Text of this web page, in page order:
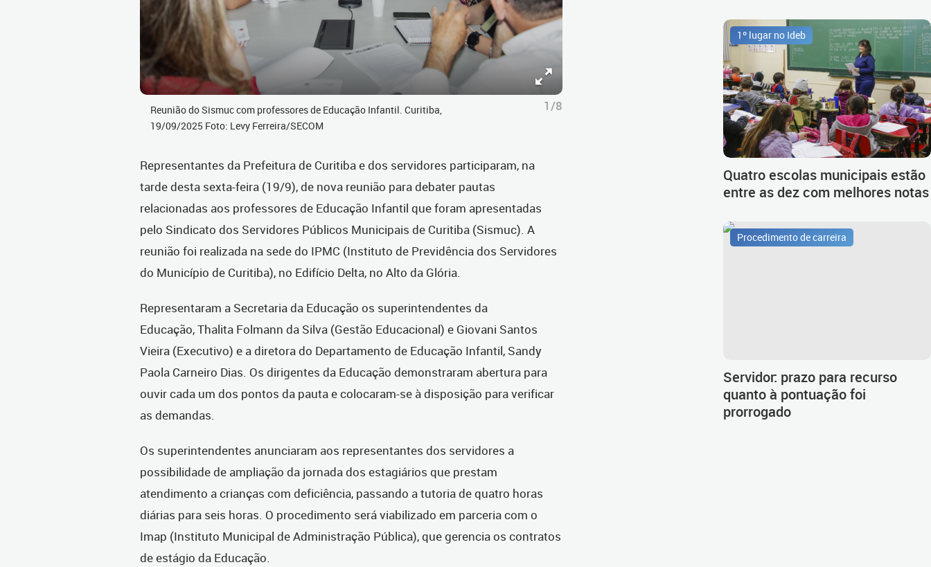
Reunião do Sismuc com professores de Educação Infantil. Curitiba,
19/09/2025 Foto: Levy Ferreira/SECOM
1/8
Representantes da Prefeitura de Curitiba e dos servidores participaram, na
tarde desta sexta-feira (19/9), de nova reunião para debater pautas
relacionadas aos professores de Educação Infantil que foram apresentadas
pelo Sindicato dos Servidores Públicos Municipais de Curitiba (Sismuc). A
reunião foi realizada na sede do IPMC (Instituto de Previdência dos Servidores
do Município de Curitiba), no Edifício Delta, no Alto da Glória.
Representaram a Secretaria da Educação os superintendentes da
Educação, Thalita Folmann da Silva (Gestão Educacional) e Giovani Santos
Vieira (Executivo) e a diretora do Departamento de Educação Infantil, Sandy
Paola Carneiro Dias. Os dirigentes da Educação demonstraram abertura para
ouvir cada um dos pontos da pauta e colocaram-se à disposição para verificar
as demandas.
Os superintendentes anunciaram aos representantes dos servidores a
possibilidade de ampliação da jornada dos estagiários que prestam
atendimento a crianças com deficiência, passando a tutoria de quatro horas
diárias para seis horas. O procedimento será viabilizado em parceria com o
Imap (Instituto Municipal de Administração Pública), que gerencia os contratos
de estágio da Educação.
1º lugar no Ideb
Quatro escolas municipais estão
entre as dez com melhores notas
Procedimento de carreira
Servidor: prazo para recurso
quanto à pontuação foi
prorrogado